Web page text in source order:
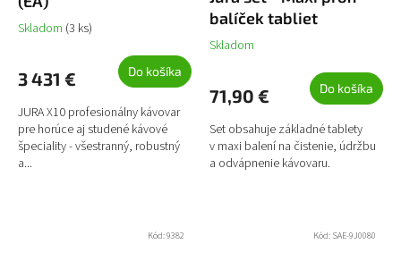
O
Skladom (3 ks)
3 431 € Do košíka
JURA X10 profesionálny kávovar
pre horúce aj studené kávové
špeciality - všestranný, robustný
a...
balíček tabliet
Skladom
71,90 € Do košíka
Set obsahuje základné tablety
v maxi balení na čistenie, údržbu
a odvápnenie kávovaru.
Kód:9382 Kód: SAE-9J0080